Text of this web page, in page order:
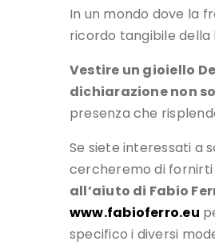
In un mondo dove la
ricordo tangibile
Vestire un gioiello
dichiarazione non
presenza che
Se siete interessati a
cercheremo di fornirti
all’aiuto di Fabio
www.fabioferro.eu
specifico i diversi